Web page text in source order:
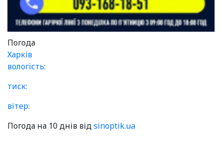
Погода
Харків
вологість:
тиск:
вітер:
Погода на 10 днів відsinoptik.ua